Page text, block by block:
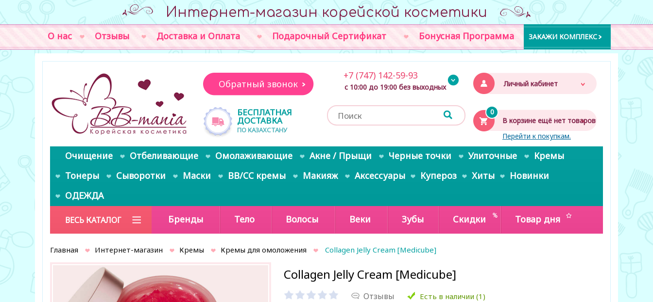
Интернет-магазин корейской косметики
О нас Отзывы Доставка и Оплата Подарочный Сертификат Бонусная Программа ЗАКАЖИ КОМПЛЕКС
Личный кабинет
0
В корзине ещё нет товаров
Перейти к покупкам.
Обратный звонок
БЕСПЛАТНАЯ
ДОСТАВКА
ПО КАЗАХСТАНУ
+7 (747) 142-59-93
с 10:00 до 19:00 без выходных
Очищение Отбеливающие Омолаживающие Акне / Прыщи Черные точки Улиточные
Кремы
Тонеры
Сыворотки Маски BB/CC кремы Макияж Аксессуары Купероз Хиты
Новинки
ОДЕЖДА
ВЕСЬ КАТАЛОГ Бренды Тело Волосы Веки Зубы Скидки Товар дня
Главная Интернет-магазин Кремы Кремы для омоложения Collagen Jelly Cream [Medicube]
Collagen Jelly Cream [Medicube]
Отзывы Есть в наличии (1)